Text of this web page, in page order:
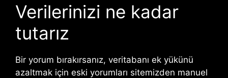
Verilerinizi ne kadar
tutarız
Bir yorum bırakırsanız, veritabanı ek yükünü
azaltmak için eski yorumları sitemizden manuel